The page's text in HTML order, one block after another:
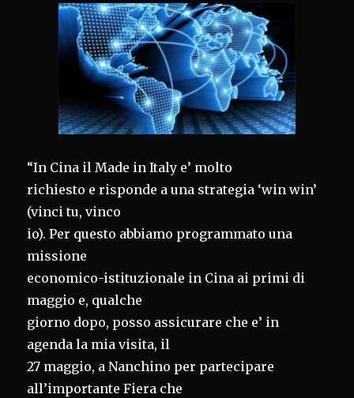
“In Cina il Made in Italy e’ molto
richiesto e risponde a una strategia ‘win win’
(vinci tu, vinco
io). Per questo abbiamo programmato una
missione
economico-istituzionale in Cina ai primi di
maggio e, qualche
giorno dopo, posso assicurare che e’ in
agenda la mia visita, il
27 maggio, a Nanchino per partecipare
all’importante Fiera che